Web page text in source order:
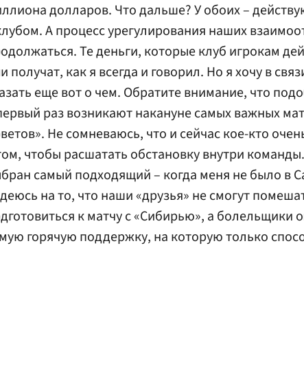
долларов. Что дальше? У обоих –
А процесс урегулирования наших
Те деньги, которые клуб игрокам
получат, как я всегда и говорил. Но я хочу в
еще вот о чем. Обратите внимание, что
раз возникают накануне самых важных
Не сомневаюсь, что и сейчас кое-кто
чтобы расшатать обстановку внутри
самый подходящий – когда меня не было в
на то, что наши «друзья» не смогут
к матчу с «Сибирью», а болельщики
горячую поддержку, на которую только